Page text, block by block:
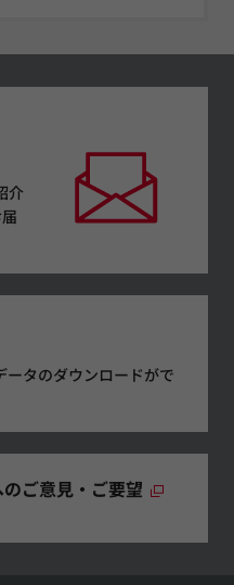
介
ータのダウンロードがで
ご意見・ご要望